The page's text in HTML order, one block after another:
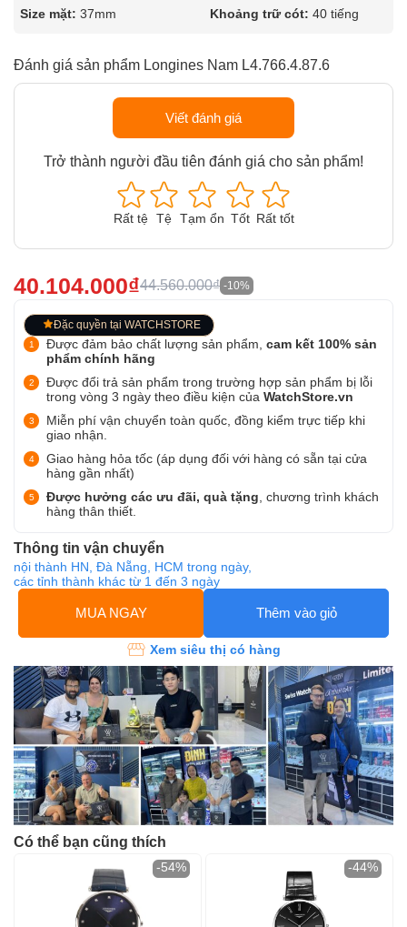
Size mặt: 37mm Khoảng trữ cót: 40 tiếng
Đánh giá sản phẩm Longines Nam L4.766.4.87.6
Viết đánh giá
Trở thành người đầu tiên đánh giá cho sản phẩm!
Rất tệ Tệ Tạm ổn Tốt Rất tốt
40.104.000₫44.560.000₫ -10%
Đặc quyền tại WATCHSTORE
Được đảm bảo chất lượng sản phẩm, cam kết 100% sản
phẩm chính hãng
Được đổi trả sản phẩm trong trường hợp sản phẩm bị lỗi
trong vòng 3 ngày theo điều kiện của WatchStore.vn
Miễn phí vận chuyển toàn quốc, đồng kiểm trực tiếp khi
giao nhận.
Giao hàng hỏa tốc (áp dụng đối với hàng có sẵn tại cửa
hàng gần nhất)
Được hưởng các ưu đãi, quà tặng , chương trình khách
hàng thân thiết.
Thông tin vận chuyển
nội thành HN, Đà Nẵng, HCM trong ngày,
các tỉnh thành khác từ 1 đến 3 ngày
MUA NGAY Thêm vào giỏ
Xem siêu thị có hàng
Có thể bạn cũng thích
-54% -44%